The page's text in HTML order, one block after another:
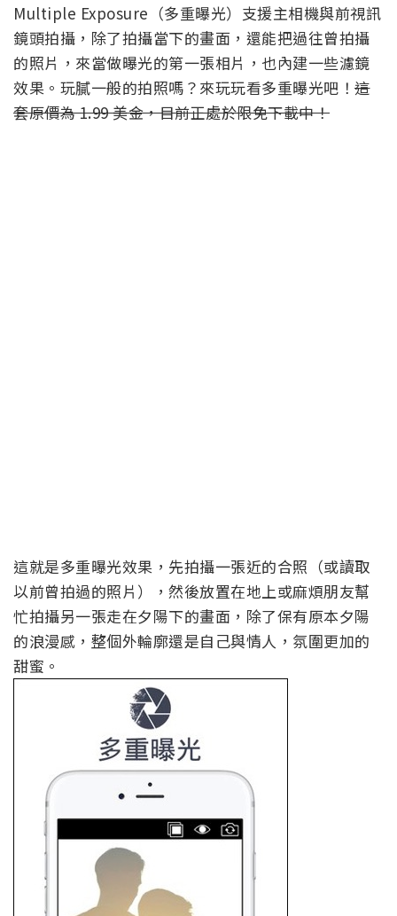
Multiple Exposure（多重曝光）支援主相機與前視訊
鏡頭拍攝，除了拍攝當下的畫面，還能把過往曾拍攝
的照片，來當做曝光的第一張相片，也內建一些濾鏡
效果。玩膩一般的拍照嗎？來玩玩看多重曝光吧！ 這
套原價為 1.99 美金，目前正處於限免下載中！
這就是多重曝光效果，先拍攝一張近的合照（或讀取
以前曾拍過的照片），然後放置在地上或麻煩朋友幫
忙拍攝另一張走在夕陽下的畫面，除了保有原本夕陽
的浪漫感，整個外輪廓還是自己與情人，氛圍更加的
甜蜜。